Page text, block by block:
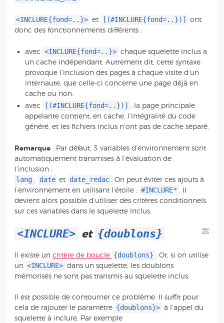
<INCLURE{fond=..}> et [(#INCLURE{fond=..})]
ont
donc des fonctionnements différents :
avec <INCLURE{fond=..}> chaque squelette inclus a
un cache indépendant. Autrement dit, cette syntaxe
provoque l’inclusion des pages à chaque visite d’un
internaute, que celle-ci concerne une page déjà en
cache ou non.
avec
[(#INCLURE{fond=..})] , la page principale
appelante contient, en cache, l’intégralité du code
généré, et les fichiers inclus n’ont pas de cache séparé.
Remarque: Par défaut, 3 variables d’environnement sont
automatiquement transmises à l’évaluation de
l’inclusion :
lang date et date_redac
. On peut éviter ces ajouts à
l’environnement en utilisant l’étoile : #INCLURE*
devient alors possible d’utiliser des critères conditionnels
sur ces variables dans le squelette inclus.
<INCLURE> et {doublons}
Il existe un critère de boucle {doublons}
. Or, si on utilise
un <INCLURE> dans un squelette, les doublons
mémorisés ne sont pas transmis au squelette inclus.
Il est possible de contourner ce problème. Il suffit pour
cela de rajouter le paramètre {doublons}> à l’appel du
squelette à inclure. Par exemple